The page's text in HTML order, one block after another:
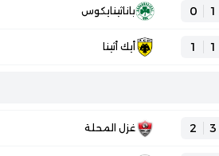
1
0 باناثينايكوس
1
1 أيك أثينا
3
2 غزل المحلة